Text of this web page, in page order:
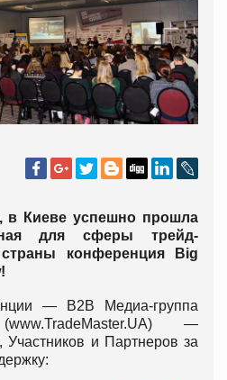
в Киеве успешно прошла
для сферы трейд-
конференция Big
— B2B Медиа-группа
—
Участников и Партнеров за